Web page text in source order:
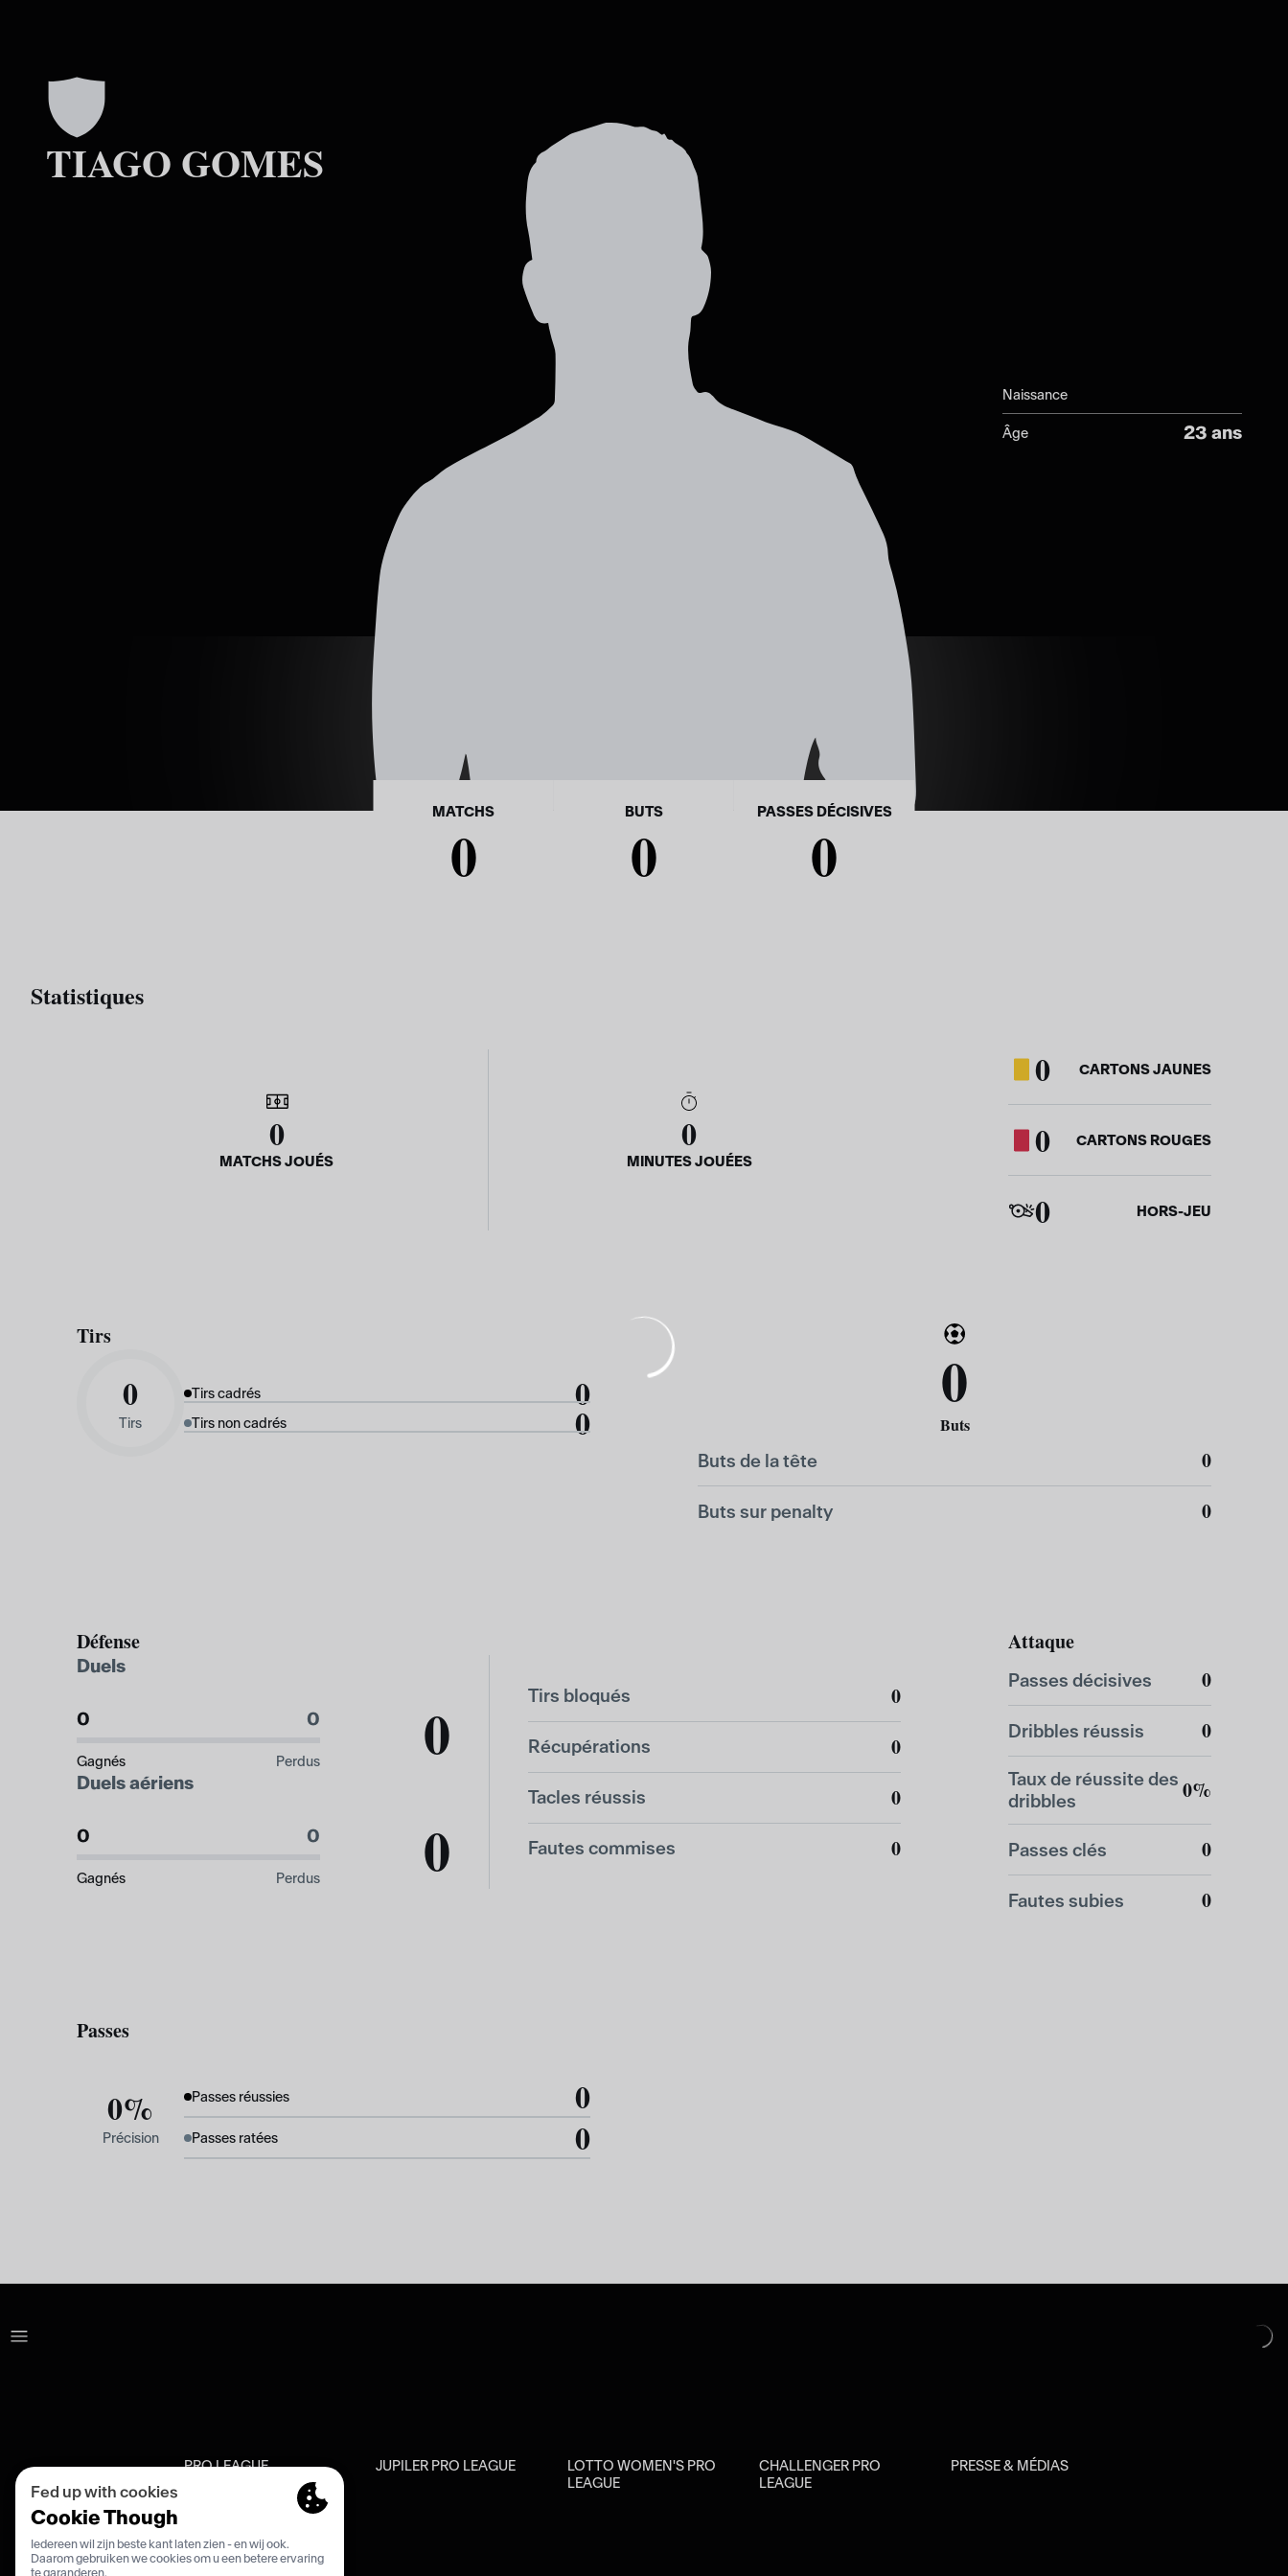
TIAGO GOMES
Naissance
Âge 23 ans
MATCHS
0
BUTS
0
PASSES DÉCISIVES
0
Statistiques
0
MATCHS JOUÉS
0
MINUTES JOUÉES
0
Buts
Buts de la tête
0
Buts sur penalty 0
Tirs
0
Tirs
Tirs cadrés 0
Tirs non cadrés 0
Attaque
Passes décisives 0
Dribbles réussis 0
Taux de réussite des
dribbles
0%
Passes clés 0
Fautes subies 0
0 CARTONS JAUNES
0 CARTONS ROUGES
0 HORS-JEU
Défense
Duels
0 0
Gagnés Perdus 0
Duels aériens
0 0
Gagnés Perdus 0
Tirs bloqués 0
Récupérations 0
Tacles réussis 0
Fautes commises 0
Passes
0%
Précision
Passes réussies 0
Passes ratées 0
PRO LEAGUE JUPILER PRO LEAGUE
LOTTO WOMEN'S PRO
LEAGUE
CHALLENGER PRO
LEAGUE
PRESSE & MÉDIAS